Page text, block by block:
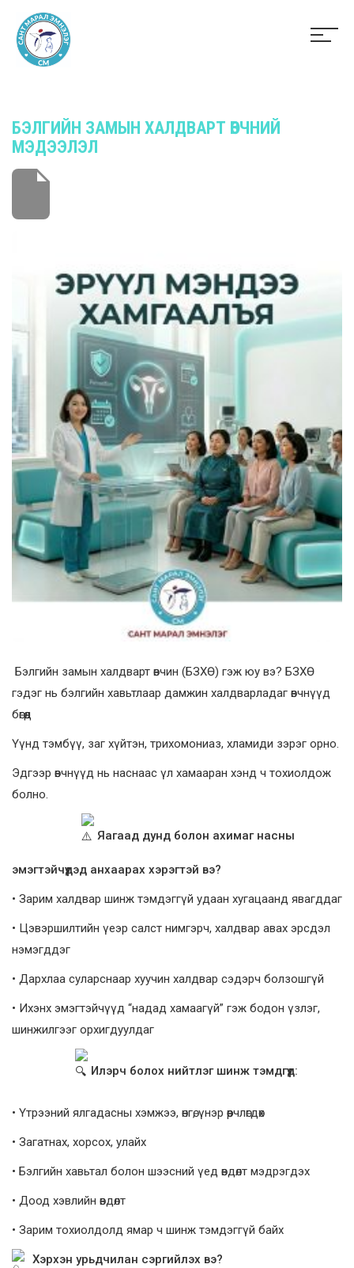
БЭЛГИЙН ЗАМЫН ХАЛДВАРТ ӨВЧНИЙ
МЭДЭЭЛЭЛ
Бэлгийн замын халдварт өвчин (БЗХӨ) гэж юу вэ? БЗХӨ
гэдэг нь бэлгийн хавьтлаар дамжин халдварладаг өвчнүүд
бөгөөд
Үүнд тэмбүү, заг хүйтэн, трихомониаз, хламиди зэрэг орно.
Эдгээр өвчнүүд нь наснаас үл хамааран хэнд ч тохиолдож
болно.
Яагаад дунд болон ахимаг насны
эмэгтэйчүүдэд анхаарах хэрэгтэй вэ?
• Зарим халдвар шинж тэмдэггүй удаан хугацаанд явагддаг
• Цэвэршилтийн үеэр салст нимгэрч, халдвар авах эрсдэл
нэмэгддэг
• Дархлаа суларснаар хуучин халдвар сэдэрч болзошгүй
• Ихэнх эмэгтэйчүүд “надад хамаагүй” гэж бодон үзлэг,
шинжилгээг орхигдуулдаг
Илэрч болох нийтлэг шинж тэмдгүүд:
• Үтрээний ялгадасны хэмжээ, өнгө, үнэр өөрчлөгдөх
• Загатнах, хорсох, улайх
• Бэлгийн хавьтал болон шээсний үед өвдөлт мэдрэгдэх
• Доод хэвлийн өвдөлт
• Зарим тохиолдолд ямар ч шинж тэмдэггүй байх
Хэрхэн урьдчилан сэргийлэх вэ?